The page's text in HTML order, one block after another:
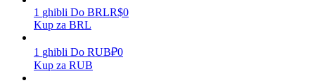
1 ghibli Do BRLR$0
Kup za BRL
1 ghibli Do RUB₽0
Kup za RUB